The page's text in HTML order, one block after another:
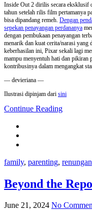
Inside Out 2 dirilis secara eksklusif
tahun setelah rilis film pertamanya
bisa dipandang remeh. Dengan
sepekan penayangan perdananya
dengan pembukaan penayangan
menarik dan kuat cerita/narasi
keberhasilan ini, Pixar sekali lagi
mampu menyentuh hati dan pikiran
kontribusinya dalam mengangkat
— devieriana —
Ilustrasi dipinjam dari sini
Continue Reading
family, parenting, renungan
Beyond the
June 21, 2024 No